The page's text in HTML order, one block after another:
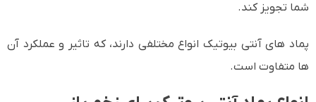
شما تجویز کند.
پماد های آنتی بیوتیک انواع مختلفی دارند، که تاثیر و عملکرد آن
ها متفاوت است.